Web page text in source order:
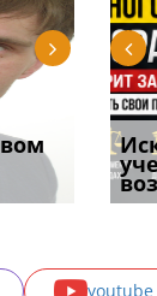
у
youtube